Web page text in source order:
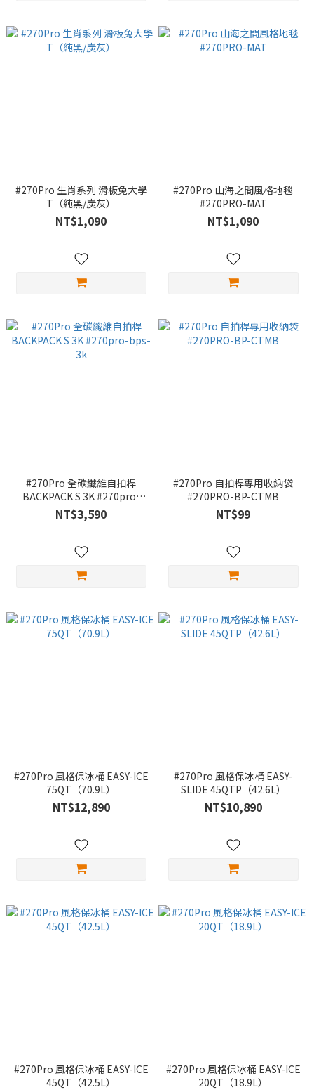
#270Pro 生肖系列 滑板兔大學
T（純黑/炭灰）
NT$1,090
#270Pro 山海之間風格地毯
#270PRO-MAT
NT$1,090
#270Pro 全碳纖維自拍桿
BACKPACK S 3K #270pro-
bps-3k
NT$3,590
#270Pro 自拍桿專用收納袋
#270PRO-BP-CTMB
NT$99
#270Pro 風格保冰桶 EASY-ICE
75QT（70.9L）
NT$12,890
#270Pro 風格保冰桶 EASY-
SLIDE 45QTP（42.6L）
NT$10,890
#270Pro 風格保冰桶 EASY-ICE
45QT（42.5L）
#270Pro 風格保冰桶 EASY-ICE
20QT（18.9L）